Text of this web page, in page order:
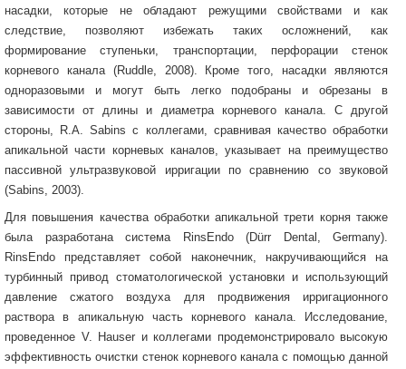
насадки, которые не обладают режущими свойствами и как
следствие, позволяют избежать таких осложнений, как
формирование ступеньки, транспортации, перфорации стенок
корневого канала (Ruddle, 2008). Кроме того, насадки являются
одноразовыми и могут быть легко подобраны и обрезаны в
зависимости от длины и диаметра корневого канала. С другой
стороны, R.A. Sabins с коллегами, сравнивая качество обработки
апикальной части корневых каналов, указывает на преимущество
пассивной ультразвуковой ирригации по сравнению со звуковой
(Sabins, 2003).
Для повышения качества обработки апикальной трети корня также
была разработана система RinsEndo (Dürr Dental, Germany).
RinsEndo представляет собой наконечник, накручивающийся на
турбинный привод стоматологической установки и использующий
давление сжатого воздуха для продвижения ирригационного
раствора в апикальную часть корневого канала. Исследование,
проведенное V. Hauser и коллегами продемонстрировало высокую
эффективность очистки стенок корневого канала с помощью данной